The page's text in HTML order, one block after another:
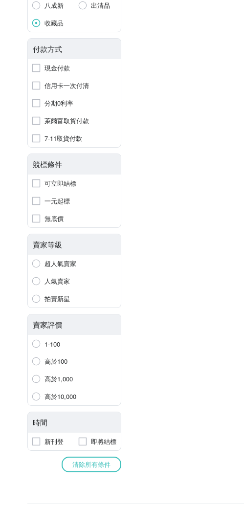
八成新
出清品
收藏品
付款方式
現金付款
信用卡一次付清
分期0利率
萊爾富取貨付款
7-11取貨付款
競標條件
可立即結標
一元起標
無底價
賣家等級
超人氣賣家
人氣賣家
拍賣新星
賣家評價
1-100
高於100
高於1,000
高於10,000
時間
新刊登 即將結標
清除所有條件